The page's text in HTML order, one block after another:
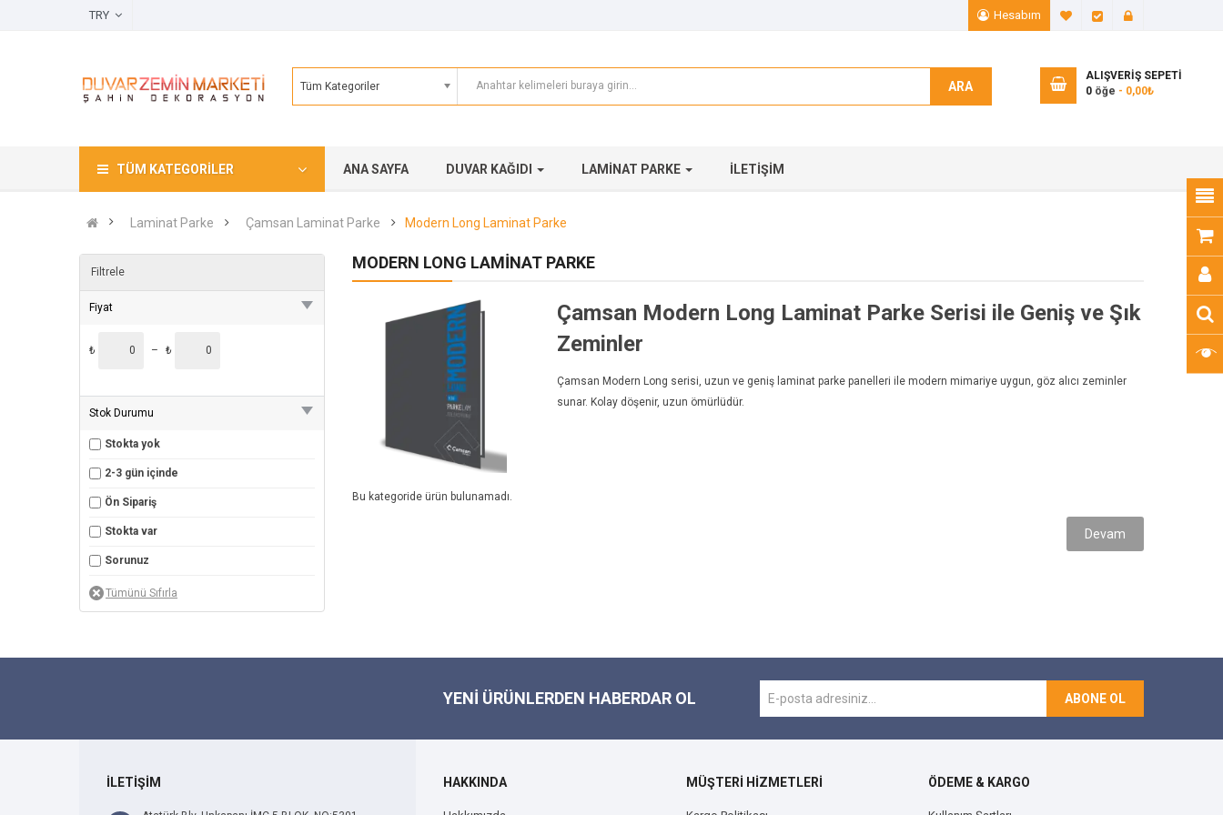
Hesabım A. Listem (0)
Ödeme
Tüm Kategoriler ARA
ALIŞVERIŞ SEPETI
0 öğe - 0,00₺
TÜM KATEGORILER ANA SAYFA DUVAR KAĞIDI LAMINAT PARKE İLETIŞIM
Laminat Parke Çamsan Laminat Parke Modern Long Laminat Parke
Filtrele
Fiyat
₺ – ₺
Stok Durumu
Stokta yok
2-3 gün içinde
Ön Sipariş
Stokta var
Sorunuz
MODERN LONG LAMINAT PARKE
Çamsan Modern Long Laminat Parke Serisi ile Geniş ve Şık
Zeminler
Çamsan Modern Long serisi, uzun ve geniş laminat parke panelleri ile modern mimariye uygun, göz alıcı zeminler
sunar. Kolay döşenir, uzun ömürlüdür.
Bu kategoride ürün bulunamadı.
Devam
YENI ÜRÜNLERDEN HABERDAR OL ABONE OL
İLETİŞİM HAKKINDA MÜŞTERİ HİZMETLERİ ÖDEME & KARGO